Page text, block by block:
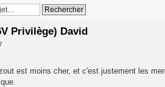
Privilège) David
est moins cher, et c'est justement les